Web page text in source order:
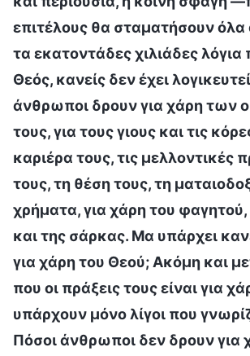
επιτέλους θα σταματήσουν
τα εκατοντάδες χιλιάδες λόγια
Θεός, κανείς δεν έχει
άνθρωποι δρουν για χάρη των
τους, για τους γιους και τις
καριέρα τους, τις μελλοντικές
τους, τη θέση τους, τη
χρήματα, για χάρη του
και της σάρκας. Μα υπάρχει
για χάρη του Θεού; Ακόμη και
που οι πράξεις τους είναι για
υπάρχουν μόνο λίγοι που
Πόσοι άνθρωποι δεν δρουν για